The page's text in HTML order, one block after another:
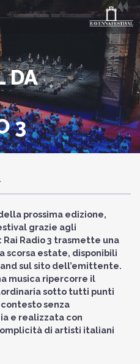
DA
3
prossima edizione,
grazie agli
Radio 3 trasmette una
scorsa estate, disponibili
sul sito dell’emittente.
musica ripercorre il
sotto tutti punti
senza
e realizzata con
di artisti italiani